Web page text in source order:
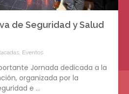
de Seguridad y Salud
, Eventos
Jornada dedicada a la
organizada por la
e …